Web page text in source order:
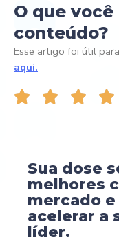
O que
conteúdo?
Esse artigo foi útil
aqui.
   
Sua dose
melhores
mercado
acelerar a
líder.